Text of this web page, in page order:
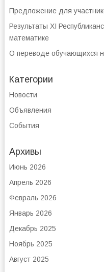
Предложение для
Результаты XI
математике
О переводе обучающихся
Категории
Новости
Объявления
События
Архивы
Июнь 2026
Апрель 2026
Февраль 2026
Январь 2026
Декабрь 2025
Ноябрь 2025
Август 2025